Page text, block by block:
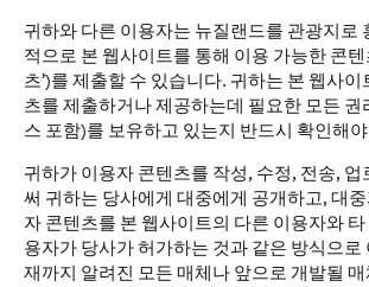
귀하와 다른 이용자는 뉴질랜드를 관광지로
적으로 본 웹사이트를 통해 이용 가능한 콘텐
츠’)를 제출할 수 있습니다. 귀하는 본 웹사이
츠를 제출하거나 제공하는데 필요한 모든 권
스 포함)를 보유하고 있는지 반드시 확인해
귀하가 이용자 콘텐츠를 작성, 수정, 전송, 업
써 귀하는 당사에게 대중에게 공개하고, 대
자 콘텐츠를 본 웹사이트의 다른 이용자와 타
용자가 당사가 허가하는 것과 같은 방식으로
재까지 알려진 모든 매체나 앞으로 개발될 매